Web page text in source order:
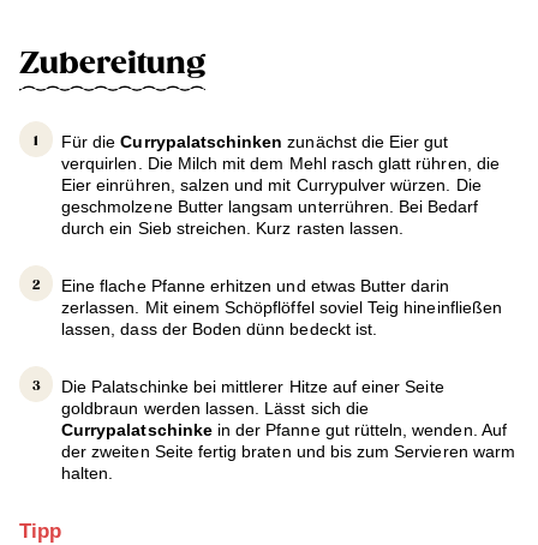
Zubereitung
Für dieCurrypalatschinken zunächst die Eier gut
verquirlen. Die Milch mit dem Mehl rasch glatt rühren, die
Eier einrühren, salzen und mit Currypulver würzen. Die
geschmolzene Butter langsam unterrühren. Bei Bedarf
durch ein Sieb streichen. Kurz rasten lassen.
Eine flache Pfanne erhitzen und etwas Butter darin
zerlassen. Mit einem Schöpflöffel soviel Teig hineinfließen
lassen, dass der Boden dünn bedeckt ist.
Die Palatschinke bei mittlerer Hitze auf einer Seite
goldbraun werden lassen. Lässt sich die
Currypalatschinkein der Pfanne gut rütteln, wenden. Auf
der zweiten Seite fertig braten und bis zum Servieren warm
halten.
Tipp